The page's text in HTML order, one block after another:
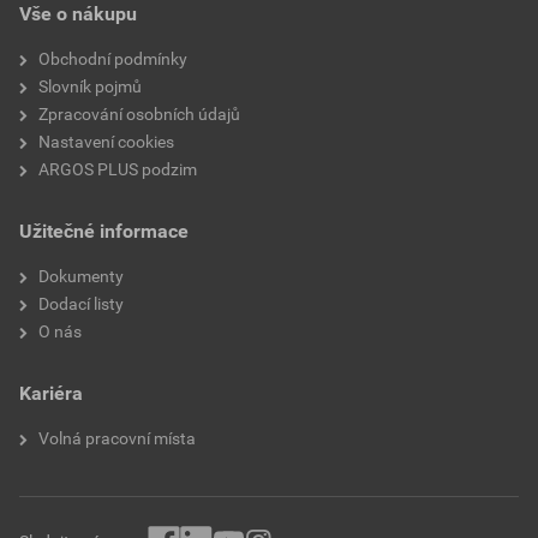
Vše o nákupu
Obchodní podmínky
Slovník pojmů
Zpracování osobních údajů
Nastavení cookies
ARGOS PLUS podzim
Užitečné informace
Dokumenty
Dodací listy
O nás
Kariéra
Volná pracovní místa